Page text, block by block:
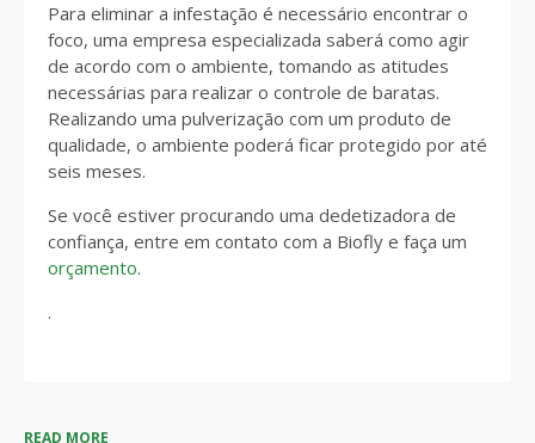
Para eliminar a infestação é necessário encontrar o
foco, uma empresa especializada saberá como agir
de acordo com o ambiente, tomando as atitudes
necessárias para realizar o controle de baratas.
Realizando uma pulverização com um produto de
qualidade, o ambiente poderá ficar protegido por até
seis meses.
Se você estiver procurando uma dedetizadora de
confiança, entre em contato com a Biofly e faça um
orçamento.
.
READ MORE